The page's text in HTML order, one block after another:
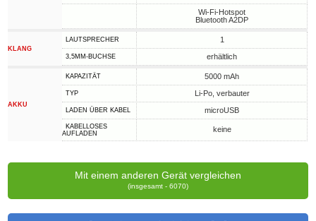
Wi-Fi-Hotspot
Bluetooth A2DP
KLANG
LAUTSPRECHER 1
3,5MM-BUCHSE erhältlich
AKKU
KAPAZITÄT 5000 mAh
TYP Li-Po, verbauter
LADEN ÜBER KABEL microUSB
KABELLOSES
AUFLADEN
keine
Mit einem anderen Gerät vergleichen
(insgesamt - 6070)